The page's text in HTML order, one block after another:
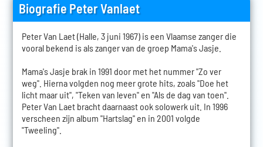
Biografie Peter Vanlaet
Peter Van Laet (Halle, 3 juni 1967) is een Vlaamse zanger die
vooral bekend is als zanger van de groep Mama's Jasje.
Mama's Jasje brak in 1991 door met het nummer "Zo ver
weg". Hierna volgden nog meer grote hits, zoals "Doe het
licht maar uit", "Teken van leven" en "Als de dag van toen".
Peter Van Laet bracht daarnaast ook solowerk uit. In 1996
verscheen zijn album "Hartslag" en in 2001 volgde
"Tweeling".